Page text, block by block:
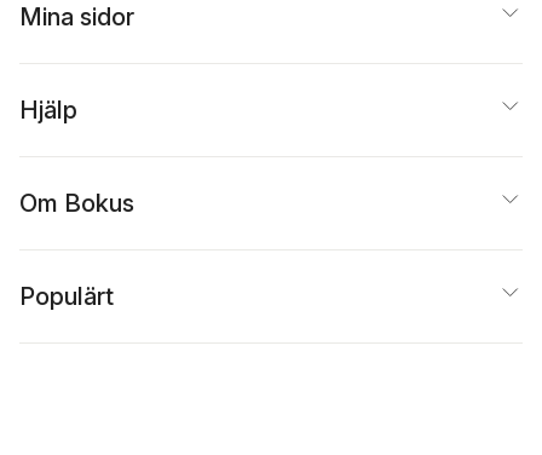
Mina sidor
Hjälp
Om Bokus
Populärt